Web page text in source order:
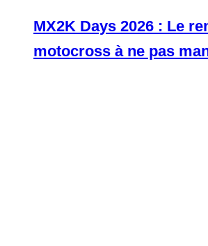
MX2K Days 2026 : Le
motocross à ne pas